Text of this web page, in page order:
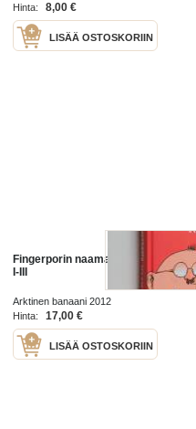
Hinta:
8,00 €
LISÄÄ OSTOSKORIIN
Fingerporin naamakirja - Fingerpori
I-III
Arktinen banaani 2012
Hinta:
17,00 €
LISÄÄ OSTOSKORIIN